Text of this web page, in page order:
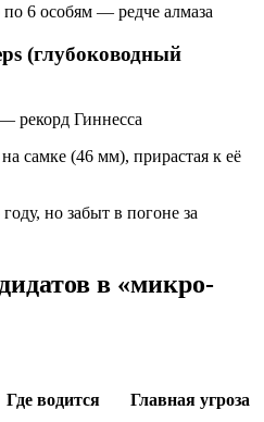
по 6 особям — редче алмаза
(глубоководный
рекорд Гиннесса
самке (46 мм), прирастая к её
но забыт в погоне за
в «микро-
Где водится Главная угроза